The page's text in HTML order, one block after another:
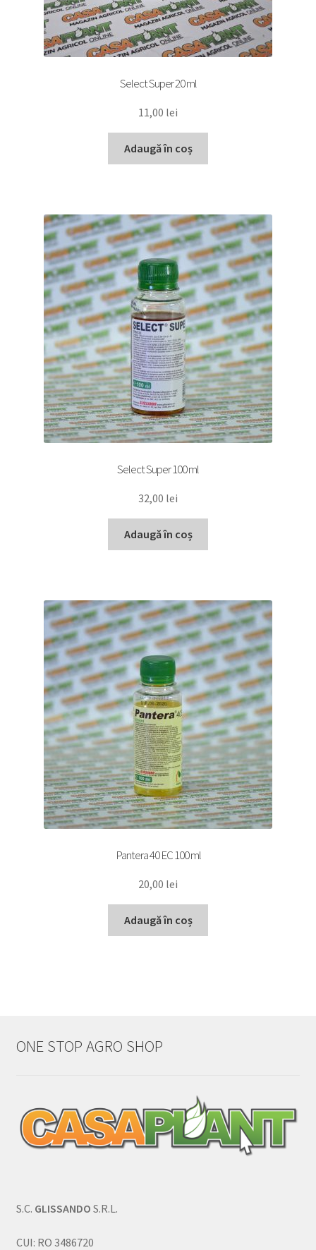
Select Super 20 ml
11,00 lei
Adaugă în coș
Select Super 100 ml
32,00 lei
Adaugă în coș
Pantera 40 EC 100 ml
20,00 lei
Adaugă în coș
ONE STOP AGRO SHOP
S.C. GLISSANDO S.R.L.
CUI: RO 3486720